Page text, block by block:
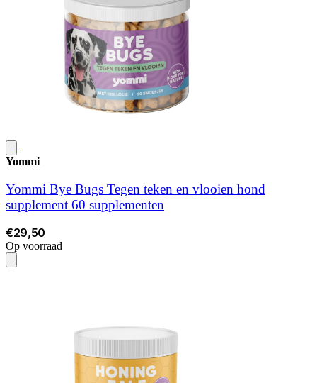
Yommi
Yommi Bye Bugs Tegen teken en vlooien hond
supplement 60 supplementen
€29,50
Op voorraad